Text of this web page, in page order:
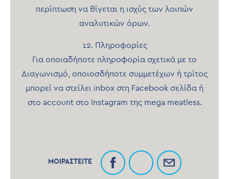
περίπτωση να θίγεται η ισχύς των λοιπών
αναλυτικών όρων.
12. Πληροφορίες
Για οποιαδήποτε πληροφορία σχετικά με το
Διαγωνισμό, οποιοσδήποτε συμμετέχων ή τρίτος
μπορεί να στείλει inbox στη Facebook σελίδα ή
στο account στο Instagram της mega meatless.
ΜΟΙΡΑΣΤΕΙΤΕ